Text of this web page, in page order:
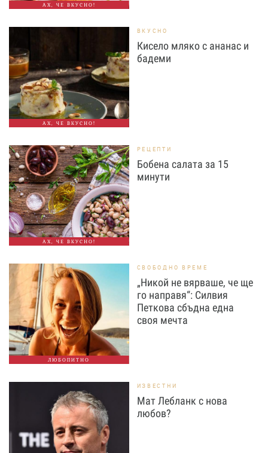
АХ, ЧЕ ВКУСНО!
АХ, ЧЕ ВКУСНО!
ВКУСНО
Кисело мляко с ананас и
бадеми
АХ, ЧЕ ВКУСНО!
РЕЦЕПТИ
Бобена салата за 15
минути
ЛЮБОПИТНО
СВОБОДНО ВРЕМЕ
„Никой не вярваше, че ще
го направя“: Силвия
Петкова сбъдна една
своя мечта
ИЗВЕСТНИ
Мат Лебланк с нова
любов?